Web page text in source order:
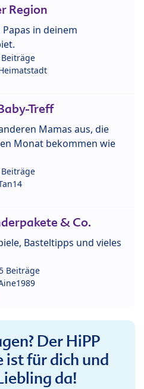
Region
in deinem
Treff
Mamas aus, die
Monat bekommen wie
& Co.
Basteltipps und vieles
Beiträge
Der HiPP
ist für dich und
da!